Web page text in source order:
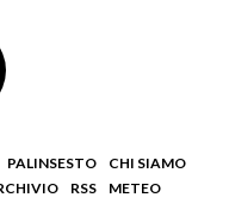
PALINSESTO
CHI SIAMO
RSS METEO